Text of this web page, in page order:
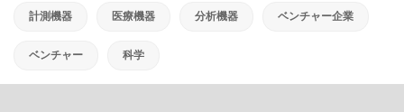
計測機器 医療機器 分析機器 ベンチャー企業
ベンチャー 科学